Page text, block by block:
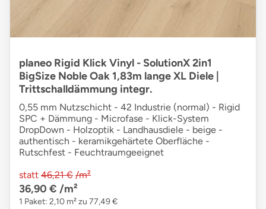
planeo Rigid Klick Vinyl - SolutionX 2in1
BigSize Noble Oak 1,83m lange XL Diele |
Trittschalldämmung integr.
0,55 mm Nutzschicht - 42 Industrie (normal) - Rigid
SPC + Dämmung - Microfase - Klick-System
DropDown - Holzoptik - Landhausdiele - beige -
authentisch - keramikgehärtete Oberfläche -
Rutschfest - Feuchtraumgeeignet
statt 46,21 € /m²
36,90 € /m²
1 Paket: 2,10 m² zu 77,49 €